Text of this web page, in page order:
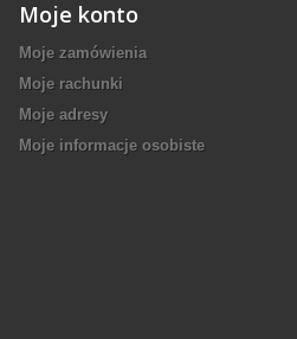
Moje konto
Moje zamówienia
Moje rachunki
Moje adresy
Moje informacje osobiste